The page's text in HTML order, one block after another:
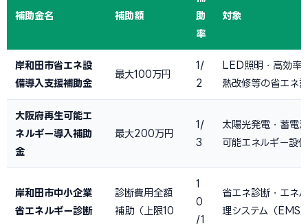
補助金名 補助額
助
率
対象
岸和田市省エネ設
備導入支援補助金
最大100万円
1/
2
LED照明・高効率
熱改修等の省エネ
大阪府再生可能エ
ネルギー導入補助
金
最大200万円
1/
3
太陽光発電・蓄電
可能エネルギー設
岸和田市中小企業
省エネルギー診断
診断費用全額
補助（上限10
1
0
/1
省エネ診断・エネ
理システム（EMS